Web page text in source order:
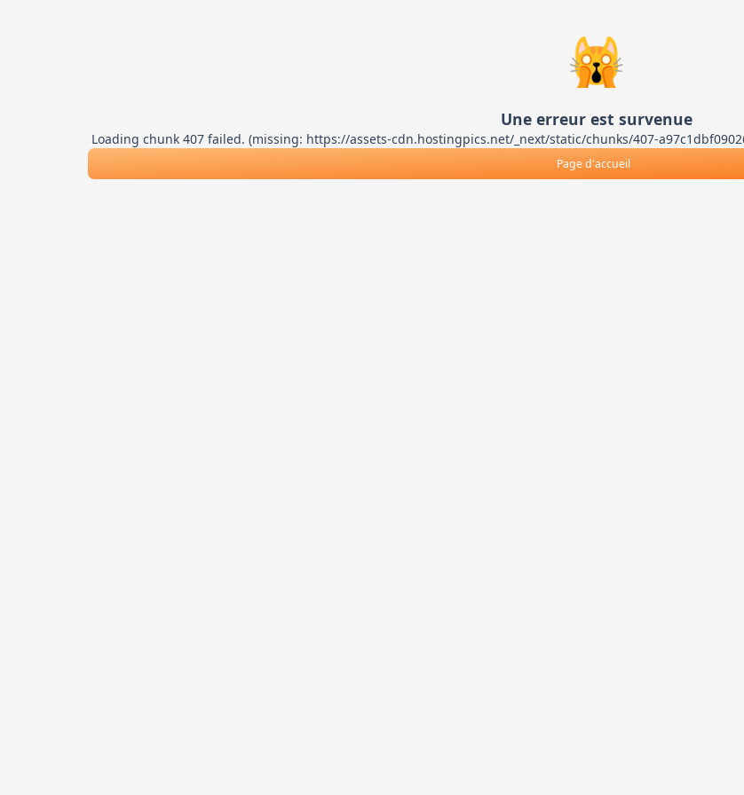
🙀
Une erreur est survenue
Loading chunk 407 failed. (missing: https://assets-cdn.hostingpics.net/_next/static/chunks/407-
Page d'accueil